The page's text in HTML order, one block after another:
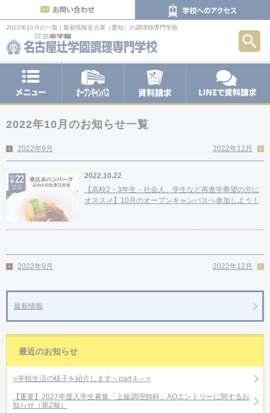
2022年10月の一覧 | 最新情報名古屋（愛知）の調理師専門学校
お問い合わせ
2022年10月のお知らせ一覧
2022年9月 2022年12月
2022.10.22
【高校2・3年生・社会人、学生など再進学希望の方に
オススメ】10月のオープンキャンパスへ参加しよう！
2022年9月 2022年12月
最新情報
最近のお知らせ
⭐学校生活の様子を紹介します～part４～⭐
【重要】2027年度入学生募集「上級調理師科」AOエントリーに関するお
知らせ（第2報）